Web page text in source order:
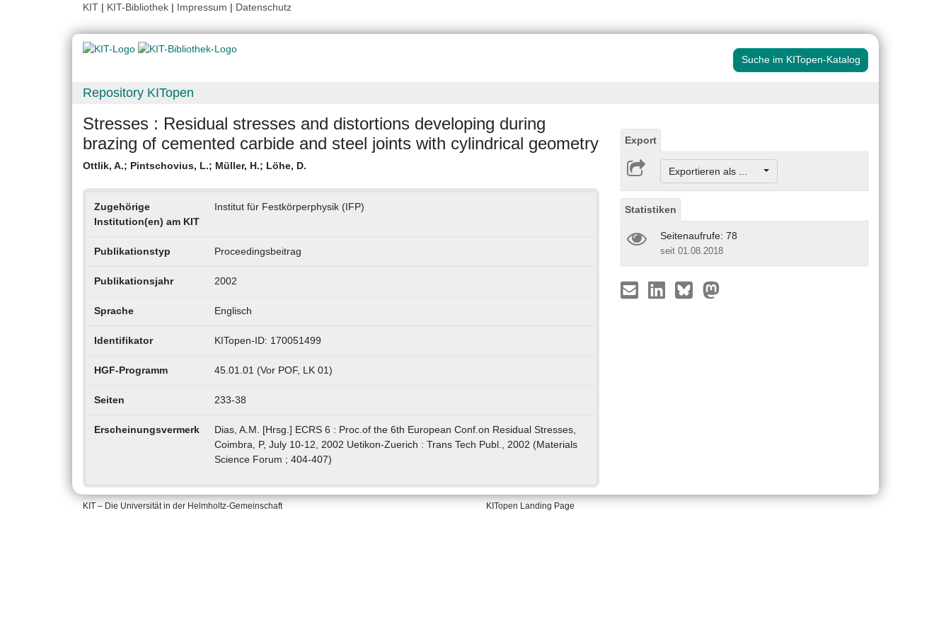
KIT | KIT-Bibliothek | Impressum | Datenschutz
Suche im KITopen-Katalog
Repository KITopen
Stresses : Residual stresses and distortions developing during
brazing of cemented carbide and steel joints with cylindrical geometry
Ottlik, A.; Pintschovius, L.; Müller, H.; Löhe, D.
Zugehörige
Institution(en) am KIT
Institut für Festkörperphysik (IFP)
Publikationstyp Proceedingsbeitrag
Publikationsjahr 2002
Sprache Englisch
Identifikator KITopen-ID: 170051499
HGF-Programm 45.01.01 (Vor POF, LK 01)
Seiten 233-38
Erscheinungsvermerk
Dias, A.M. [Hrsg.] ECRS 6 : Proc.of the 6th European Conf.on Residual Stresses,
Coimbra, P, July 10-12, 2002 Uetikon-Zuerich : Trans Tech Publ., 2002 (Materials
Science Forum ; 404-407)
Export
Exportieren als ...
Statistiken
Seitenaufrufe: 78
seit 01.08.2018
KIT – Die Universität in der Helmholtz-Gemeinschaft KITopen Landing Page